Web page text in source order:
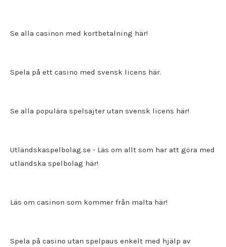
Se alla casinon med kortbetalning här!
Spela på ett casino med svensk licens här.
Se alla populära spelsajter utan svensk licens här!
Utländskaspelbolag.se - Läs om allt som har att göra med
utländska spelbolag här!
Läs om casinon som kommer från malta här!
Spela på casino utan spelpaus enkelt med hjälp av